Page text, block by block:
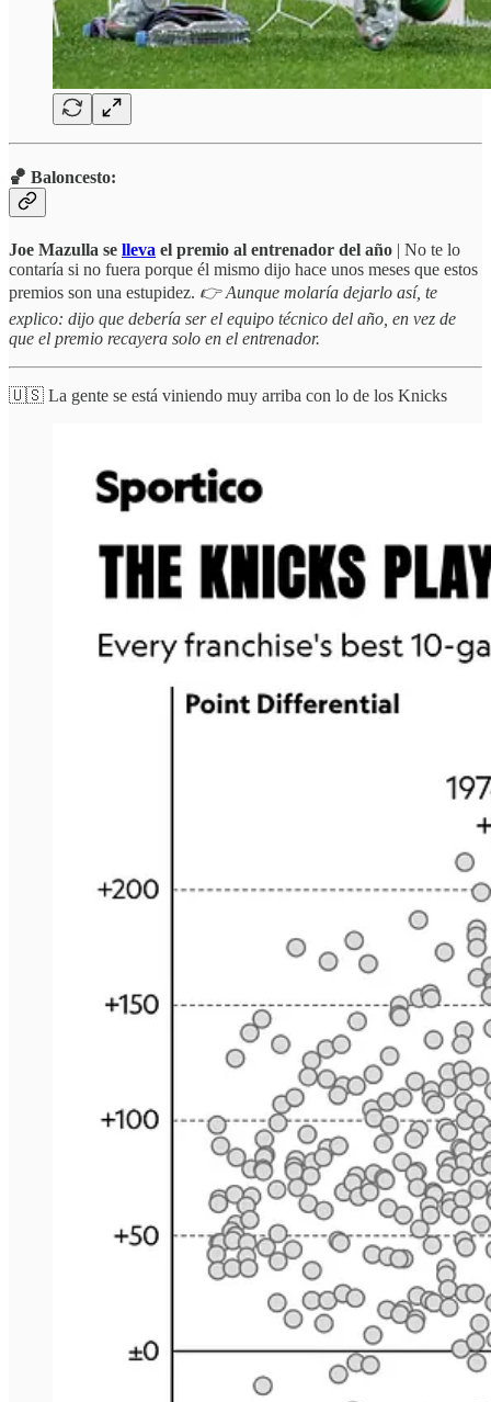
🏀 Baloncesto:
Joe Mazulla se lleva el premio al entrenador del año | No te lo
contaría si no fuera porque él mismo dijo hace unos meses que estos
premios son una estupidez. 👉 Aunque molaría dejarlo así, te
explico: dijo que debería ser el equipo técnico del año, en vez de
que el premio recayera solo en el entrenador.
🇺🇸 La gente se está viniendo muy arriba con lo de los Knicks